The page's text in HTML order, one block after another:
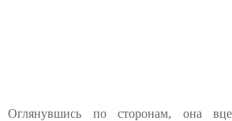
Оглянувшись по сторонам, она